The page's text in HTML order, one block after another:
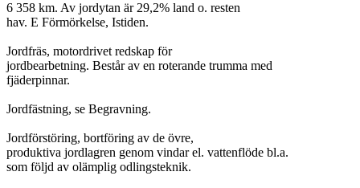
6 358 km. Av jordytan är 29,2% land o. resten
hav. E Förmörkelse, Istiden.
Jordfräs, motordrivet redskap för
jordbearbetning. Består av en roterande trumma med
fjäderpinnar.
Jordfästning, se Begravning.
Jordförstöring, bortföring av de övre,
produktiva jordlagren genom vindar el. vattenflöde bl.a.
som följd av olämplig odlingsteknik.